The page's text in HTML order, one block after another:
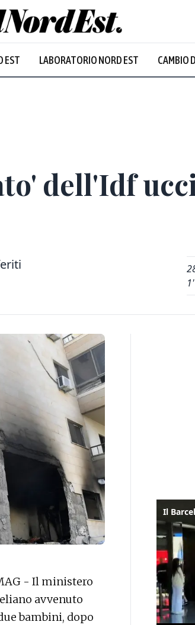
EST LABORATORIO NORD EST CAMBIO
dell'Idf
1
- Il ministero
avvenuto
bambini, dopo